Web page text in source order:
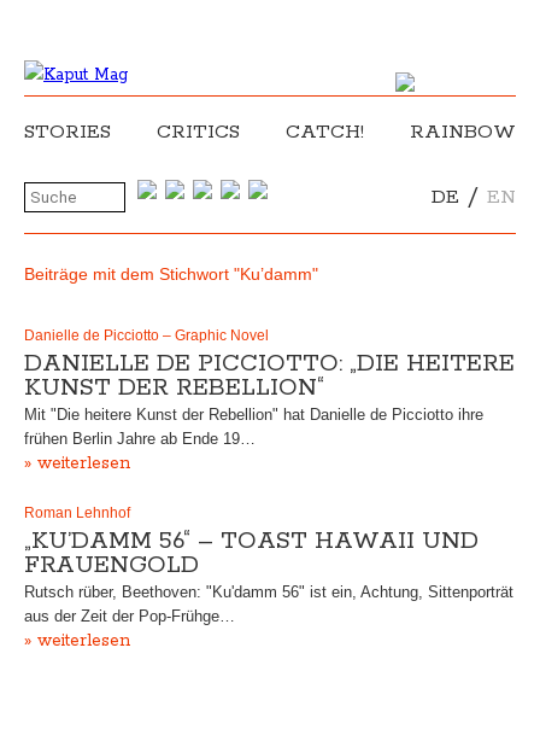
STORIES CRITICS CATCH! RAINBOW
DE / EN
Beiträge mit dem Stichwort "Ku’damm"
Danielle de Picciotto – Graphic Novel
DANIELLE DE PICCIOTTO: „DIE HEITERE
KUNST DER REBELLION“
Mit "Die heitere Kunst der Rebellion" hat Danielle de Picciotto ihre
frühen Berlin Jahre ab Ende 19…
» weiterlesen
Roman Lehnhof
„KU’DAMM 56“ – TOAST HAWAII UND
FRAUENGOLD
Rutsch rüber, Beethoven: "Ku'damm 56" ist ein, Achtung, Sittenporträt
aus der Zeit der Pop-Frühge…
» weiterlesen